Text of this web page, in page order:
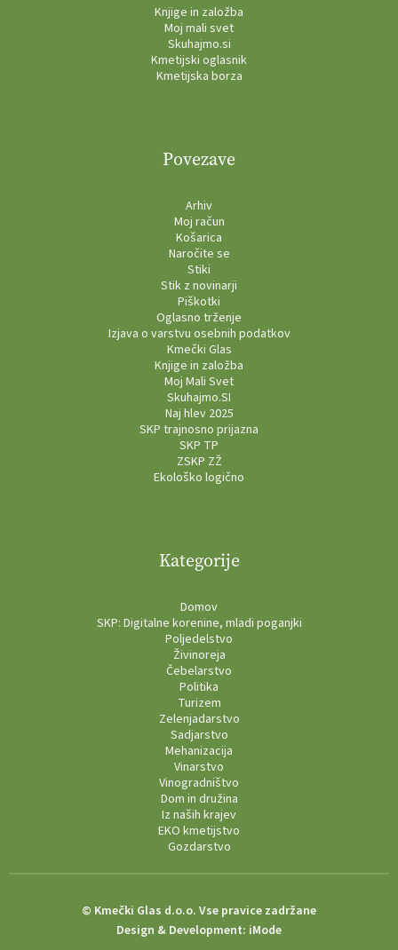
Knjige in založba
Moj mali svet
Skuhajmo.si
Kmetijski oglasnik
Kmetijska borza
Povezave
Arhiv
Moj račun
Košarica
Naročite se
Stiki
Stik z novinarji
Piškotki
Oglasno trženje
Izjava o varstvu osebnih podatkov
Kmečki Glas
Knjige in založba
Moj Mali Svet
Skuhajmo.SI
Naj hlev 2025
SKP trajnosno prijazna
SKP TP
ZSKP ZŽ
Ekološko logično
Kategorije
Domov
SKP: Digitalne korenine, mladi poganjki
Poljedelstvo
Živinoreja
Čebelarstvo
Politika
Turizem
Zelenjadarstvo
Sadjarstvo
Mehanizacija
Vinarstvo
Vinogradništvo
Dom in družina
Iz naših krajev
EKO kmetijstvo
Gozdarstvo
© Kmečki Glas d.o.o. Vse pravice zadržane
Design & Development: iMode